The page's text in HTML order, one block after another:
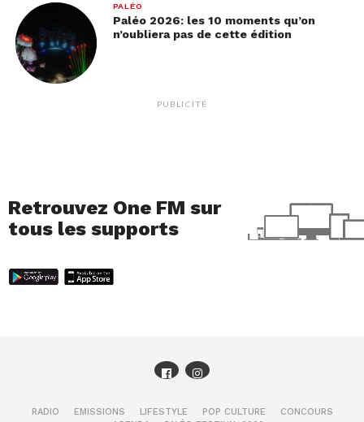
PALÉO
Paléo 2026: les 10 moments qu’on
n’oubliera pas de cette édition
PUBLICITÉ
Retrouvez One FM sur
tous les supports
RADIO EMISSIONS LIFESTYLE POP CULTURE
CONCOURS